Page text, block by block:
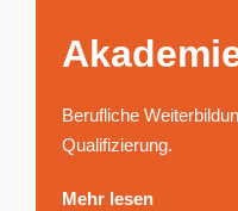
Berufliche
Qualifizierung.
Mehr lesen